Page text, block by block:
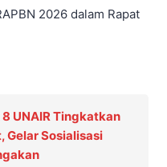
2026 dalam Rapat
UNAIR Tingkatkan
Gelar Sosialisasi